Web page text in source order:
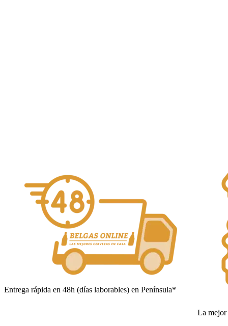
Entrega rápida en 48h (días laborables) en Península*
La mejor